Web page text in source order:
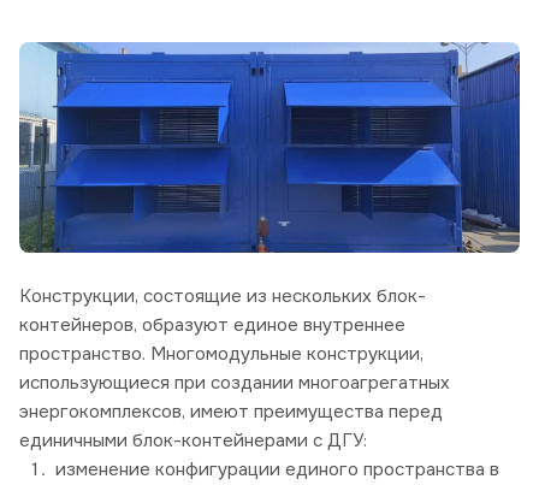
Конструкции, состоящие из нескольких блок-
контейнеров, образуют единое внутреннее
пространство. Многомодульные конструкции,
использующиеся при создании многоагрегатных
энергокомплексов, имеют преимущества перед
единичными блок-контейнерами с ДГУ:
изменение конфигурации единого пространства в